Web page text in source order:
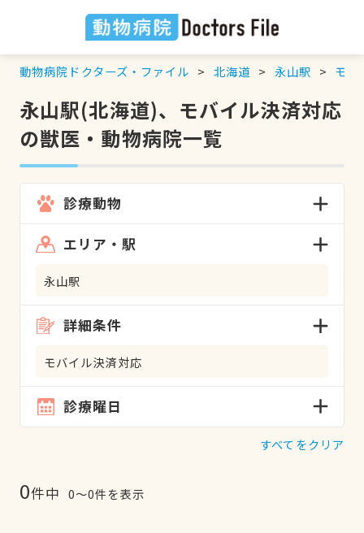
動物病院ドクターズ・ファイル 北海道 永山駅 モバ
永山駅(北海道)、モバイル決済対応
の獣医・動物病院一覧
診療動物
エリア・駅
永山駅
詳細条件
モバイル決済対応
診療曜日
すべてをクリア
0件中 0〜0件を表示